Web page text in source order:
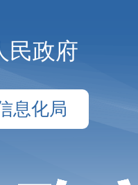
民政府
息化局